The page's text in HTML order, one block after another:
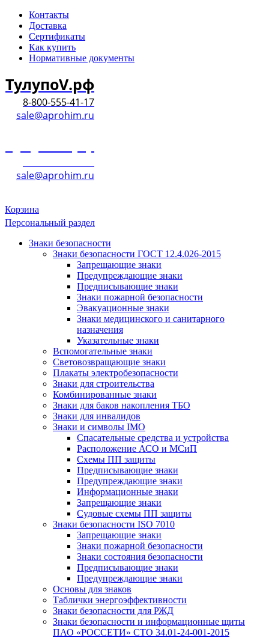
Контакты
Доставка
Сертификаты
Как купить
Нормативные документы
ТулупоV.рф
8-800-555-41-17
sale@aprohim.ru
sale@aprohim.ru
Корзина
Персональный раздел
Знаки безопасности
Знаки безопасности ГОСТ 12.4.026-2015
Запрещающие знаки
Предупреждающие знаки
Предписывающие знаки
Знаки пожарной безопасности
Эвакуационные знаки
Знаки медицинского и санитарного
назначения
Указательные знаки
Вспомогательные знаки
Световозвращающие знаки
Плакаты электробезопасности
Знаки для строительства
Комбинированные знаки
Знаки для баков накопления ТБО
Знаки для инвалидов
Знаки и символы IMO
Спасательные средства и устройства
Расположение АСО и МСиП
Схемы ПП защиты
Предписывающие знаки
Предупреждающие знаки
Информационные знаки
Запрещающие знаки
Судовые схемы ПП защиты
Знаки безопасности ISO 7010
Запрещающие знаки
Знаки пожарной безопасности
Знаки состояния безопасности
Предписывающие знаки
Предупреждающие знаки
Основы для знаков
Таблички энергоэффективности
Знаки безопасности для РЖД
Знаки безопасности и информационные щиты
ПАО «РОССЕТИ» СТО 34.01-24-001-2015